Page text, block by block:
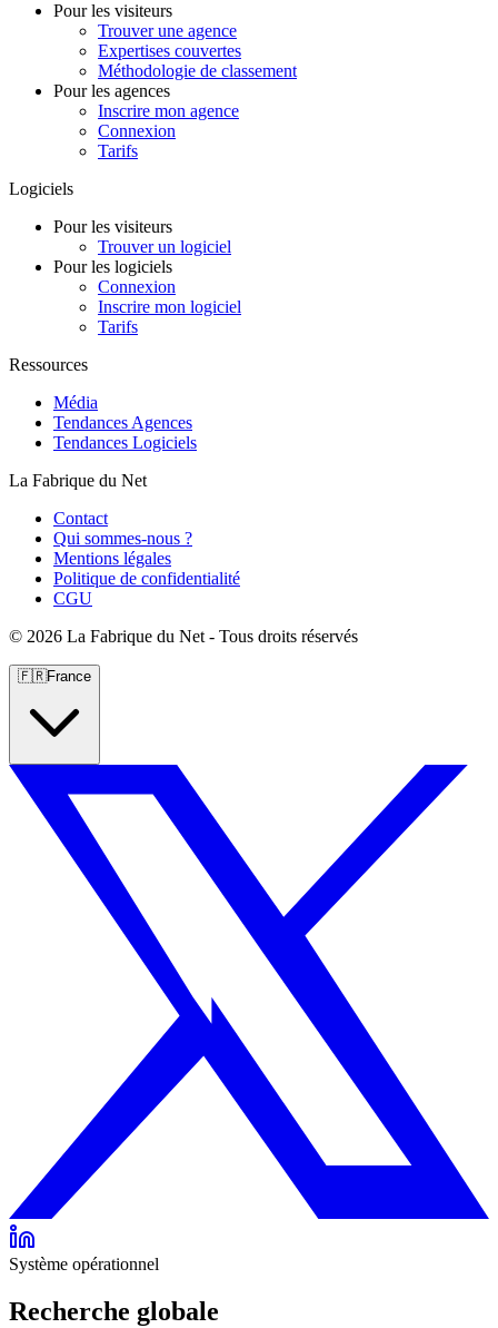
Pour les visiteurs
Trouver une agence
Expertises couvertes
Méthodologie de classement
Pour les agences
Inscrire mon agence
Connexion
Tarifs
Logiciels
Pour les visiteurs
Trouver un logiciel
Pour les logiciels
Connexion
Inscrire mon logiciel
Tarifs
Ressources
Média
Tendances Agences
Tendances Logiciels
La Fabrique du Net
Contact
Qui sommes-nous ?
Mentions légales
Politique de confidentialité
CGU
© 2026 La Fabrique du Net - Tous droits réservés
🇫🇷France
Système opérationnel
Recherche globale